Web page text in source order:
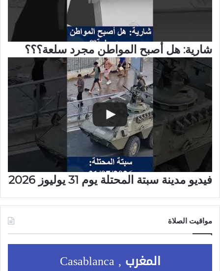
شارية: هل أصبح المواطن مجرد سلعة؟؟؟
فيديو مدينة سبتة المحتلة يوم 31 يوليوز 2026
مواقيت الصلاة